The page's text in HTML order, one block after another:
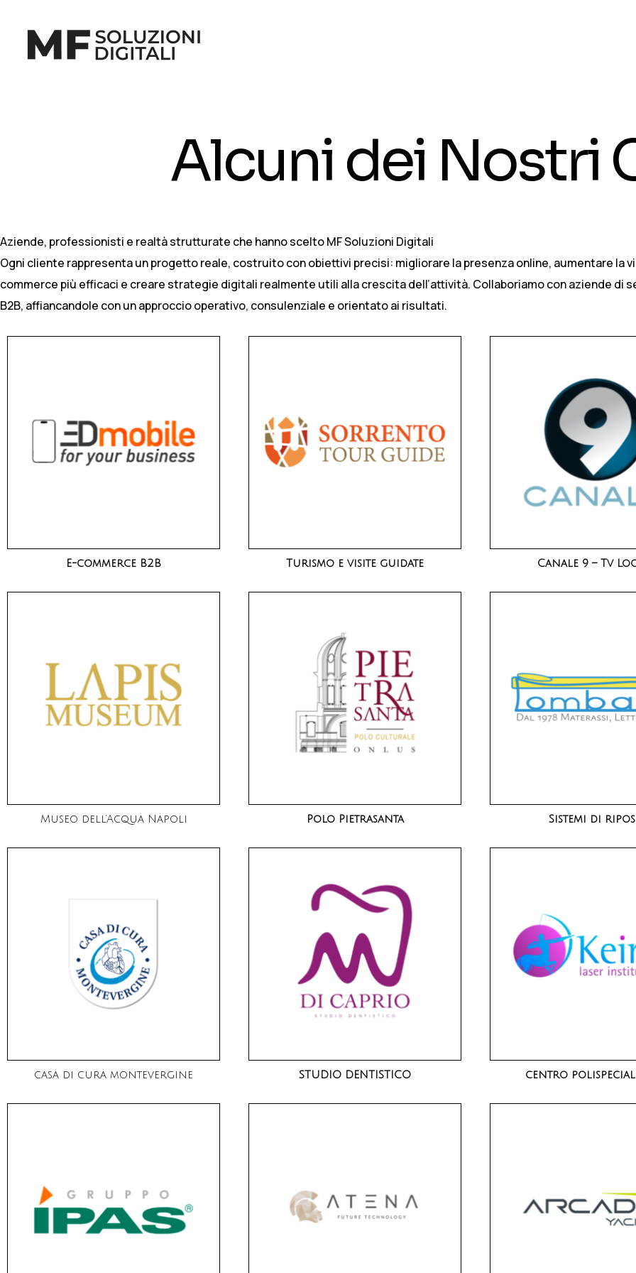
Alcuni dei Nostri
Aziende, professionisti e realtà strutturate che hanno scelto MF Soluzioni Digitali
Ogni cliente rappresenta un progetto reale, costruito con obiettivi precisi: migliorare la presenza online, aumentare la
commerce più efficaci e creare strategie digitali realmente utili alla crescita dell’attività. Collaboriamo con aziende di
B2B, affiancandole con un approccio operativo, consulenziale e orientato ai risultati.
E-commerce B2B Turismo e visite guidate Canale 9 – Tv
Museo dell’Acqua Napoli Polo Pietrasanta Sistemi di
casa di cura montevergine STUDIO DENTISTICO centro